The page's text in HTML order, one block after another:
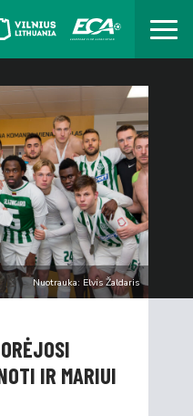
Nuotrauka: Elvis Žaldaris
IR MARIUI